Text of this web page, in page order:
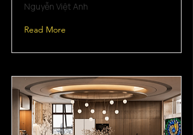
Nguyễn Việt Anh
Read More